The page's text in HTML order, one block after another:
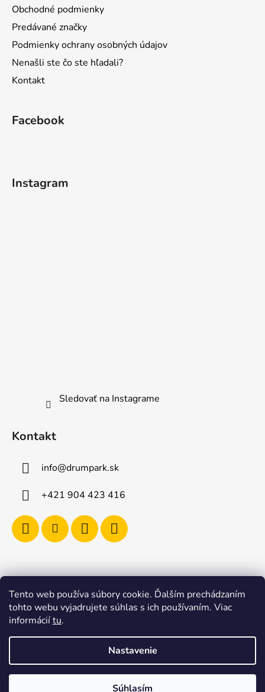
Tento web používa súbory cookie. Ďalším prechádzaním
tohto webu vyjadrujete súhlas s ich používaním. Viac
informáciítu.
Nastavenie
Súhlasím
Obchodné podmienky
Predávané značky
Podmienky ochrany osobných údajov
Nenašli ste čo ste hľadali?
Kontakt
Facebook
Instagram
Sledovať na Instagrame
Kontakt
info@drumpark.sk
+421 904 423 416
Navštívte aj e-shop s etnickými hudobnými nástrojmi
Drumbla.sk |
Tento web upravil onRock Design – Upravíme a
naplníme váš e-shop
Vytvoril Shoptet